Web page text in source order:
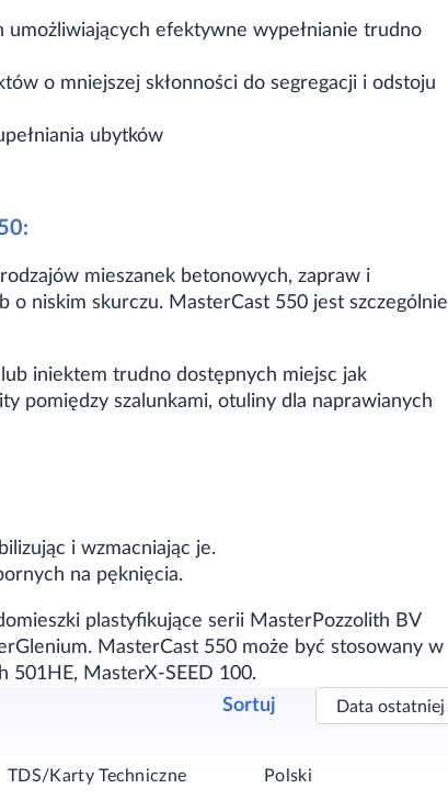
efektywne wypełnianie trudno
o mniejszej skłonności do segregacji i odstoju
ubytków
mieszanek betonowych, zapraw i
niskim skurczu. MasterCast 550 jest szczególnie
iniektem trudno dostępnych miejsc jak
pomiędzy szalunkami, otuliny dla naprawianych
i wzmacniając je.
na pęknięcia.
plastyfikujące serii MasterPozzolith BV
MasterCast 550 może być stosowany w
501HE, MasterX-SEED 100.
Sortuj
TDS/Karty Techniczne Polski